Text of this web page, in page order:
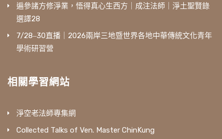
遍參諸方修淨業，悟得真心生西方｜成注法師｜淨土聖賢錄
選譯28
7/28‒30直播｜2026兩岸三地暨世界各地中華傳統文化青年
學術研習營
相關學習網站
淨空老法師專集網
Collected Talks of Ven. Master ChinKung